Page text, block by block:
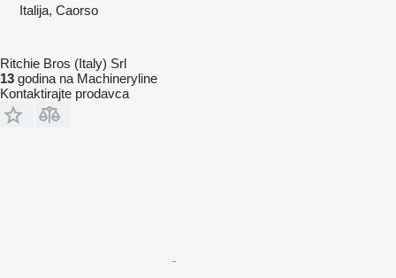
Italija, Caorso
Ritchie Bros (Italy) Srl
13 godina na Machineryline
Kontaktirajte prodavca